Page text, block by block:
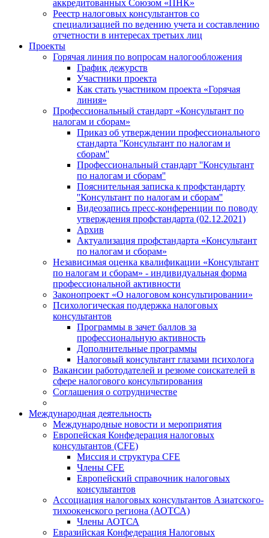
аккредитованных Союзом «ПНК»
Реестр налоговых консультантов со
специализацией по ведению учета и составлению
отчетности в интересах третьих лиц
Проекты
Горячая линия по вопросам налогообложения
График дежурств
Участники проекта
Как стать участником проекта «Горячая
линия»
Профессиональный стандарт «Консультант по
налогам и сборам»
Приказ об утверждении профессионального
стандарта ''Консультант по налогам и
сборам''
Профессиональный стандарт ''Консультант
по налогам и сборам''
Пояснительная записка к профстандарту
''Консультант по налогам и сборам''
Видеозапись пресс-конференции по поводу
утверждения профстандарта (02.12.2021)
Архив
Актуализация профстандарта «Консультант
по налогам и сборам»
Независимая оценка квалификации «Консультант
по налогам и сборам» - индивидуальная форма
профессиональной активности
Законопроект «О налоговом консультировании»
Психологическая поддержка налоговых
консультантов
Программы в зачет баллов за
профессиональную активность
Дополнительные программы
Налоговый консультант глазами психолога
Вакансии работодателей и резюме соискателей в
сфере налогового консультирования
Соглашения о сотрудничестве
Международная деятельность
Международные новости и мероприятия
Европейская Конфедерация налоговых
консультантов (CFE)
Миссия и структура CFE
Члены CFE
Европейский справочник налоговых
консультантов
Ассоциация налоговых консультантов Азиатского-
тихоокенского региона (АОТСА)
Члены АОТСА
Евразийская Конфедерация Налоговых